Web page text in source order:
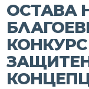
ОСТАВА